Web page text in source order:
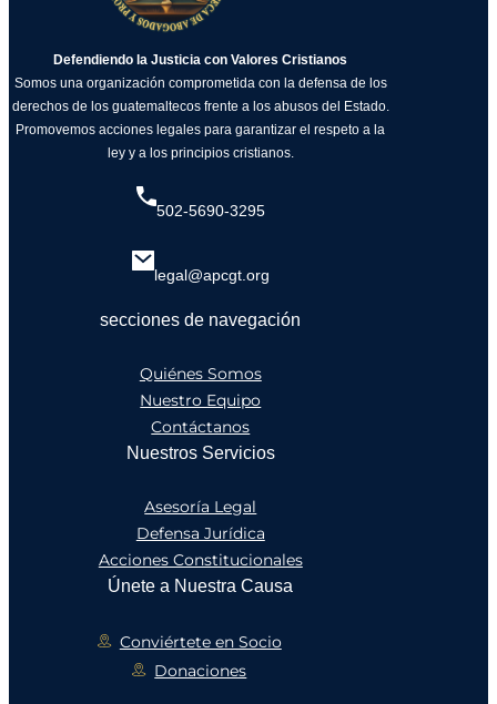
Defendiendo la Justicia con Valores Cristianos
Somos una organización comprometida con la defensa de los
derechos de los guatemaltecos frente a los abusos del Estado.
Promovemos acciones legales para garantizar el respeto a la
ley y a los principios cristianos.
502-5690-3295
legal@apcgt.org
secciones de navegación
Quiénes Somos
Nuestro Equipo
Contáctanos
Nuestros Servicios
Asesoría Legal
Defensa Jurídica
Acciones Constitucionales
Únete a Nuestra Causa
Conviértete en Socio
Donaciones